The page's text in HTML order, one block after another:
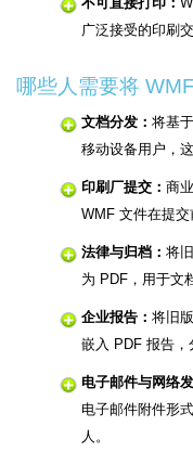
广泛接受的印刷交
哪些人需要将
文档分发： 将基
移动设备用户，
印刷厂提交： 商
WMF 文件在提交
法律与归档： 将
为 PDF，用于文
企业报告： 将旧
嵌入 PDF 报告，
电子邮件与网络发
电子邮件附件形
人。